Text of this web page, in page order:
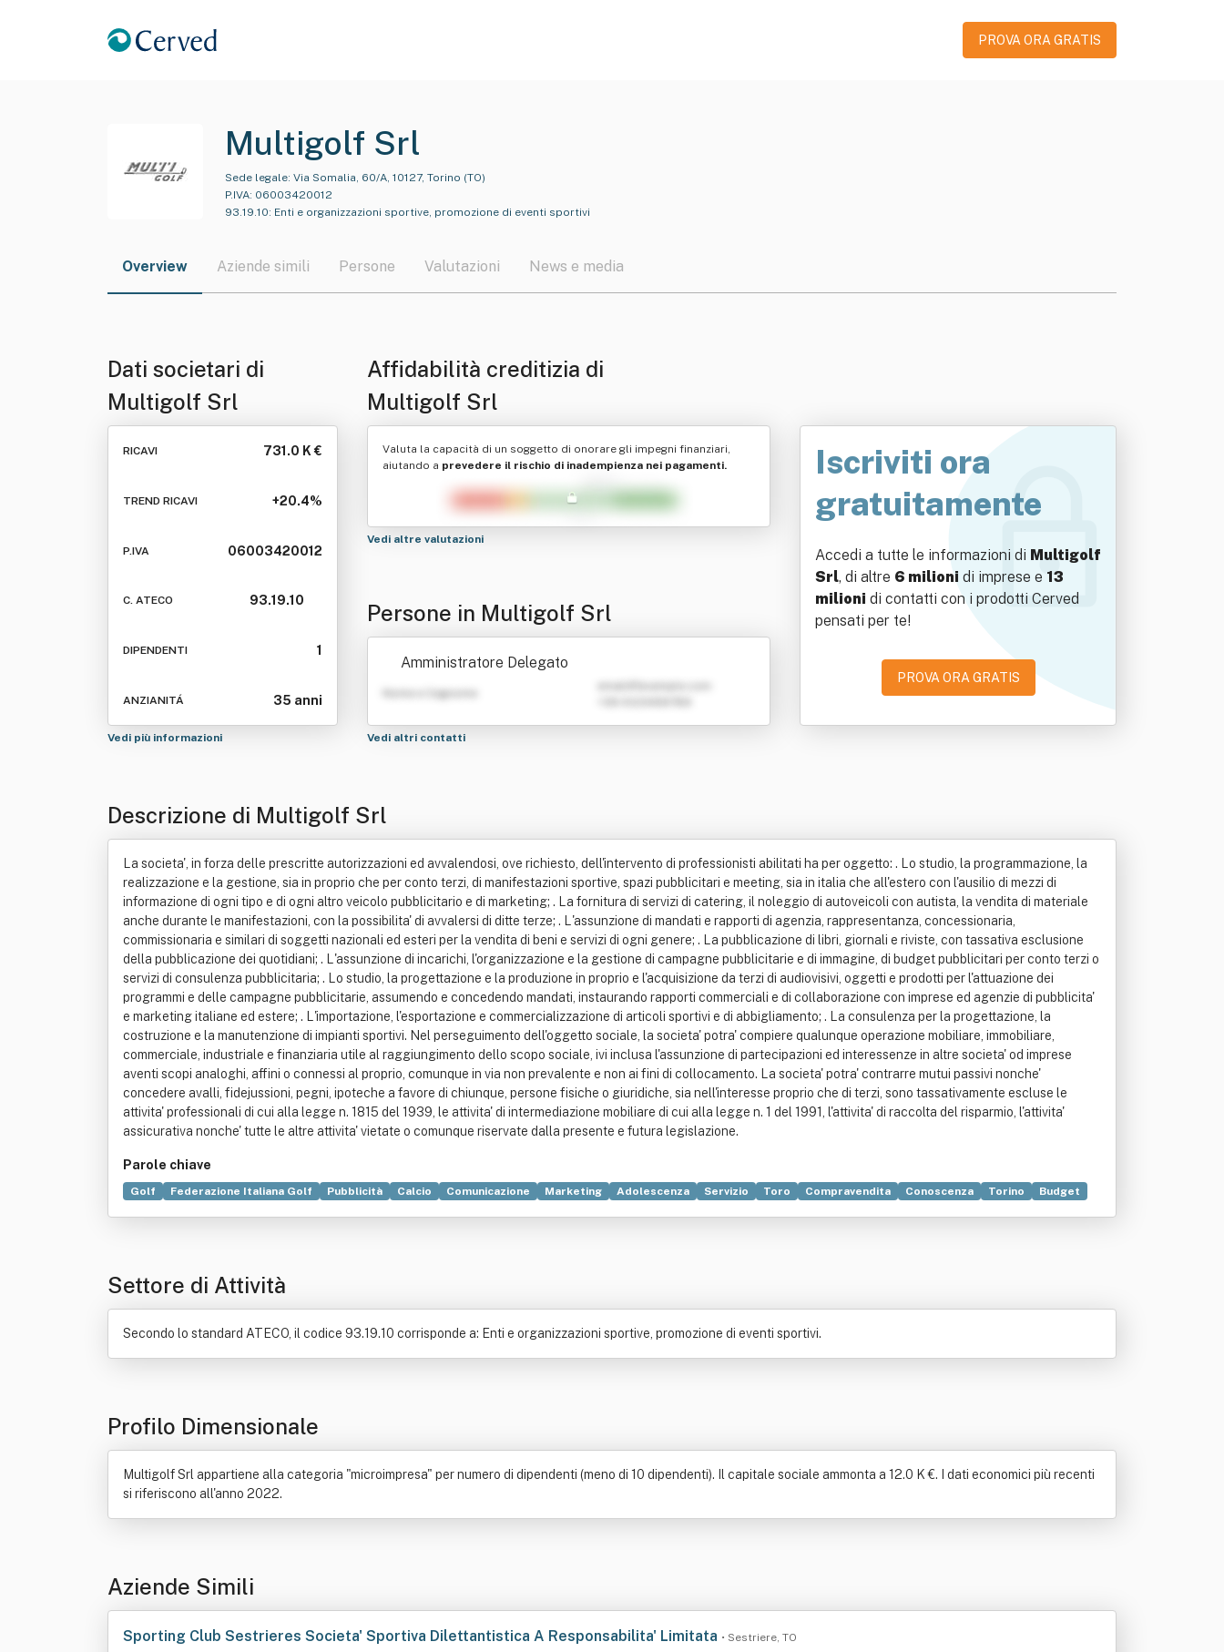
PROVA ORA GRATIS
Multigolf Srl
Sede legale: Via Somalia, 60/A, 10127, Torino (TO)
P.IVA: 06003420012
93.19.10: Enti e organizzazioni sportive, promozione di eventi sportivi
Overview Aziende simili Persone Valutazioni News e media
Dati societari di
Multigolf Srl
RICAVI 731.0 K €
TREND RICAVI +20.4%
P.IVA 06003420012
C. ATECO 93.19.10
DIPENDENTI 1
ANZIANITÁ 35 anni
Vedi più informazioni
Affidabilità creditizia di
Multigolf Srl
Valuta la capacità di un soggetto di onorare gli impegni finanziari,
aiutando a prevedere il rischio di inadempienza nei pagamenti.
Vedi altre valutazioni
Persone in Multigolf Srl
Amministratore Delegato
Nome e Cognome
Vedi altri contatti
Iscriviti ora
gratuitamente
Accedi a tutte le informazioni di Multigolf
Srl, di altre 6 milioni di imprese e 13
milioni di contatti con i prodotti Cerved
pensati per te!
PROVA ORA GRATIS
Descrizione di Multigolf Srl
La societa', in forza delle prescritte autorizzazioni ed avvalendosi, ove richiesto, dell'intervento di professionisti abilitati ha per oggetto: . Lo studio, la programmazione, la
realizzazione e la gestione, sia in proprio che per conto terzi, di manifestazioni sportive, spazi pubblicitari e meeting, sia in italia che all'estero con l'ausilio di mezzi di
informazione di ogni tipo e di ogni altro veicolo pubblicitario e di marketing; . La fornitura di servizi di catering, il noleggio di autoveicoli con autista, la vendita di materiale
anche durante le manifestazioni, con la possibilita' di avvalersi di ditte terze; . L'assunzione di mandati e rapporti di agenzia, rappresentanza, concessionaria,
commissionaria e similari di soggetti nazionali ed esteri per la vendita di beni e servizi di ogni genere; . La pubblicazione di libri, giornali e riviste, con tassativa esclusione
della pubblicazione dei quotidiani; . L'assunzione di incarichi, l'organizzazione e la gestione di campagne pubblicitarie e di immagine, di budget pubblicitari per conto terzi o
servizi di consulenza pubblicitaria; . Lo studio, la progettazione e la produzione in proprio e l'acquisizione da terzi di audiovisivi, oggetti e prodotti per l'attuazione dei
programmi e delle campagne pubblicitarie, assumendo e concedendo mandati, instaurando rapporti commerciali e di collaborazione con imprese ed agenzie di pubblicita'
e marketing italiane ed estere; . L'importazione, l'esportazione e commercializzazione di articoli sportivi e di abbigliamento; . La consulenza per la progettazione, la
costruzione e la manutenzione di impianti sportivi. Nel perseguimento dell'oggetto sociale, la societa' potra' compiere qualunque operazione mobiliare, immobiliare,
commerciale, industriale e finanziaria utile al raggiungimento dello scopo sociale, ivi inclusa l'assunzione di partecipazioni ed interessenze in altre societa' od imprese
aventi scopi analoghi, affini o connessi al proprio, comunque in via non prevalente e non ai fini di collocamento. La societa' potra' contrarre mutui passivi nonche'
concedere avalli, fidejussioni, pegni, ipoteche a favore di chiunque, persone fisiche o giuridiche, sia nell'interesse proprio che di terzi, sono tassativamente escluse le
attivita' professionali di cui alla legge n. 1815 del 1939, le attivita' di intermediazione mobiliare di cui alla legge n. 1 del 1991, l'attivita' di raccolta del risparmio, l'attivita'
assicurativa nonche' tutte le altre attivita' vietate o comunque riservate dalla presente e futura legislazione.
Parole chiave
Golf Federazione Italiana Golf Pubblicità Calcio Comunicazione Marketing Adolescenza Servizio Toro Compravendita Conoscenza Torino
Budget
Settore di Attività
Secondo lo standard ATECO, il codice 93.19.10 corrisponde a: Enti e organizzazioni sportive, promozione di eventi sportivi.
Profilo Dimensionale
Multigolf Srl appartiene alla categoria "microimpresa" per numero di dipendenti (meno di 10 dipendenti). Il capitale sociale ammonta a 12.0 K €. I dati economici più recenti
si riferiscono all'anno 2022.
Aziende Simili
Sporting Club Sestrieres Societa' Sportiva Dilettantistica A Responsabilita' Limitata • Sestriere, TO